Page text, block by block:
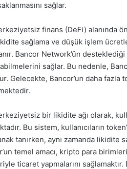
sağlar.
finans (DeFi) alanında
sağlama ve düşük işlem
Bancor Network’ün
sağlar. Bu nedenle,
Gelecekte, Bancor’un daha fazla
bir likidite ağı olarak,
Bu sistem, kullanıcıların
tanırken, aynı zamanda likidite
temel amacı, kripto para
ticaret yapmalarını